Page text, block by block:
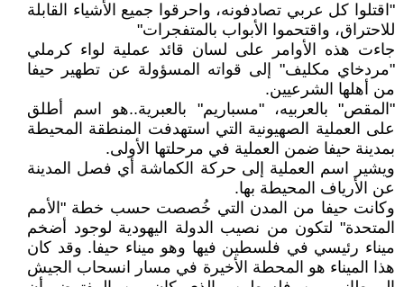
"اقتلوا كل عربي تصادفونه، واحرقوا جميع الأشياء القابلة
للاحتراق، واقتحموا الأبواب بالمتفجرات"
جاءت هذه الأوامر على لسان قائد عملية لواء كرملي
"مردخاي مكليف" إلى قواته المسؤولة عن تطهير حيفا
من أهلها الشرعيين.
"المقص" بالعربيه، "مسباريم" بالعبرية..هو اسم أطلق
على العملية الصهيونية التي استهدفت المنطقة المحيطة
بمدينة حيفا ضمن العملية في مرحلتها الأولى.
ويشير اسم العملية إلى حركة الكماشة أي فصل المدينة
عن الأرياف المحيطة بها.
وكانت حيفا من المدن التي خُصصت حسب خطة "الأمم
المتحدة" لتكون من نصيب الدولة اليهودية لوجود أضخم
ميناء رئيسي في فلسطين فيها وهو ميناء حيفا. وقد كان
هذا الميناء هو المحطة الأخيرة في مسار انسحاب الجيش